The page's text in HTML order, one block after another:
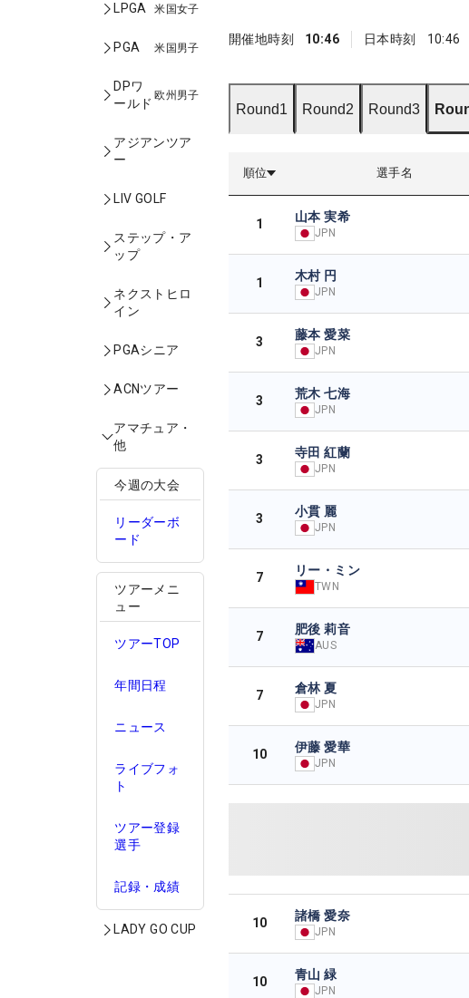
LPGA 米国女子
PGA 米国男子
DPワ
ールド
欧州男子
アジアンツア
ー
LIV GOLF
ステップ・ア
ップ
ネクストヒロ
イン
PGAシニア
ACNツアー
アマチュア・
他
今週の大会
リーダーボ
ード
ツアーメニ
ュー
ツアーTOP
年間日程
ニュース
ライブフォ
ト
ツアー登録
選手
記録・成績
LADY GO CUP
開催地時刻 10:46 日本時刻 10:46
Round1 Round2 Round3
順位 選手名
1 山本 実希
JPN
1 木村 円
JPN
3 藤本 愛菜
JPN
3 荒木 七海
JPN
3 寺田 紅蘭
JPN
3 小貫 麗
JPN
7 リー・ミン
TWN
7 肥後 莉音
AUS
7 倉林 夏
JPN
10 伊藤 愛華
JPN
10 諸橋 愛奈
JPN
10 青山 緑
JPN